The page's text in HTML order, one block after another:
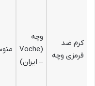
کرم ضد
قرمزی وچه
وچه
(Voche
– ایران)